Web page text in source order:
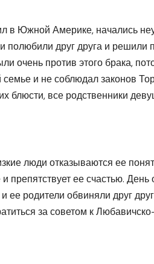
в Южной Америке, начались
полюбили друг друга и решили
очень против этого брака,
семье и не соблюдал законов
блюсти, все родственники
люди отказываются ее
препятствует ее счастью. День
ее родители обвиняли друг
за советом к